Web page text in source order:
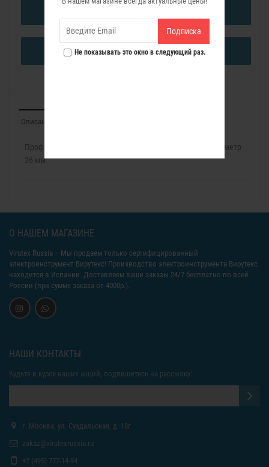
Подписка
Не показывать это окно в следующий раз.
КУПИТЬ В ОДИН КЛИК
Описание
Профессиональная Синусная фреза с подшипником Диаметр
26 мм.
О НАШЕМ МАГАЗИНЕ
Virutex Russia – Мы продаем только сертифицированный
электроинструмент Вирутекс! Производство электроинструмента Вирутекс
находится в Испании. Доставляем ваши заказы 24/7 бесплатно по всей
России (при сумме заказа от 4000р.).
НАШИ КОНТАКТЫ
Будьте в курсе наших акций, подпишитесь на рассылку:
г. Москва, ул. Суздальская, д. 18г
zakaz@virutexrussia.ru
+7 (495) 777-14-94